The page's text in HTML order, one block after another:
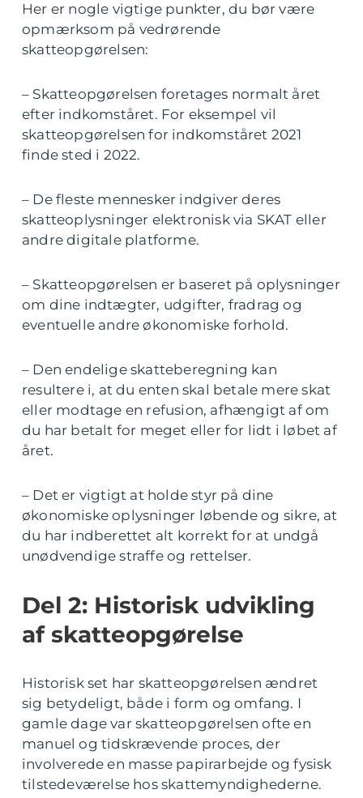
Her er nogle vigtige punkter, du bør være
opmærksom på vedrørende
skatteopgørelsen:
– Skatteopgørelsen foretages normalt året
efter indkomståret. For eksempel vil
skatteopgørelsen for indkomståret 2021
finde sted i 2022.
– De fleste mennesker indgiver deres
skatteoplysninger elektronisk via SKAT eller
andre digitale platforme.
– Skatteopgørelsen er baseret på oplysninger
om dine indtægter, udgifter, fradrag og
eventuelle andre økonomiske forhold.
– Den endelige skatteberegning kan
resultere i, at du enten skal betale mere skat
eller modtage en refusion, afhængigt af om
du har betalt for meget eller for lidt i løbet af
året.
– Det er vigtigt at holde styr på dine
økonomiske oplysninger løbende og sikre, at
du har indberettet alt korrekt for at undgå
unødvendige straffe og rettelser.
Del 2: Historisk udvikling
af skatteopgørelse
Historisk set har skatteopgørelsen ændret
sig betydeligt, både i form og omfang. I
gamle dage var skatteopgørelsen ofte en
manuel og tidskrævende proces, der
involverede en masse papirarbejde og fysisk
tilstedeværelse hos skattemyndighederne.